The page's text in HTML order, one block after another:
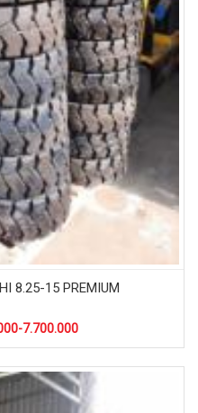
8.25-15 PREMIUM
7.700.000